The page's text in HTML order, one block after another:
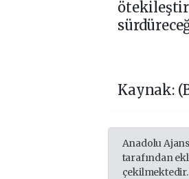
Kaynak:
Anadolu
tarafından